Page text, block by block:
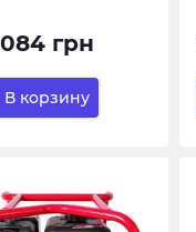
грн
В корзину